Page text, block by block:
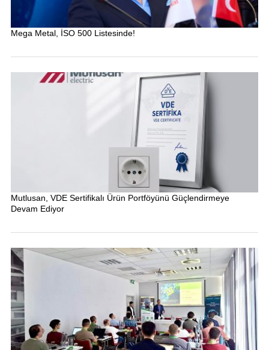
Mega Metal, İSO 500 Listesinde!
Mutlusan, VDE Sertifikalı Ürün Portföyünü Güçlendirmeye
Devam Ediyor